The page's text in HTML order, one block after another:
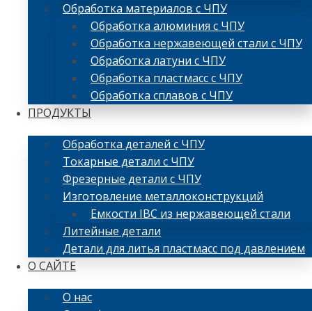
Обработка материалов с ЧПУ
Обработка алюминия с ЧПУ
Обработка нержавеющей стали с ЧПУ
Обработка латуни с ЧПУ
Обработка пластмасс с ЧПУ
Обработка сплавов с ЧПУ
ПРОДУКТЫ
Обработка деталей с ЧПУ
Токарные детали с ЧПУ
Фрезерные детали с ЧПУ
Изготовление металлоконструкций
Емкости IBC из нержавеющей стали
Литейные детали
Детали для литья пластмасс под давлением
О САЙТЕ
О нас